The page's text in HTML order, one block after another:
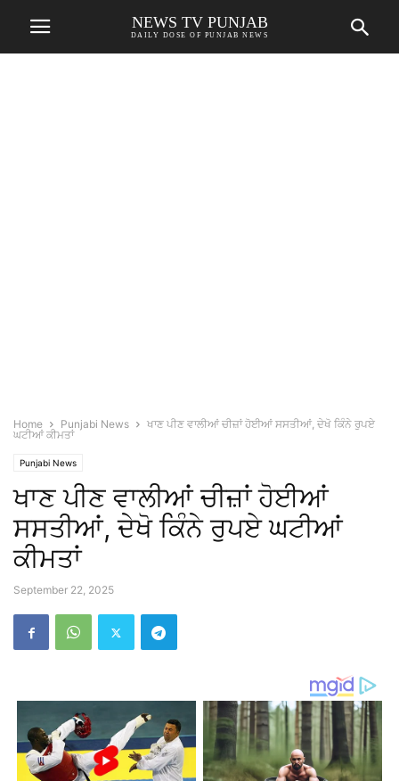
NEWS TV PUNJAB
DAILY DOSE OF PUNJAB NEWS
Home Punjabi News
ਖਾਣ ਪੀਣ ਵਾਲੀਆਂ ਚੀਜ਼ਾਂ ਹੋਈਆਂ ਸਸਤੀਆਂ, ਦੇਖੋ ਕਿੰਨੇ ਰੁਪਏ
ਘਟੀਆਂ ਕੀਮਤਾਂ
Punjabi News
ਖਾਣ ਪੀਣ ਵਾਲੀਆਂ ਚੀਜ਼ਾਂ ਹੋਈਆਂ
ਸਸਤੀਆਂ, ਦੇਖੋ ਕਿੰਨੇ ਰੁਪਏ ਘਟੀਆਂ
ਕੀਮਤਾਂ
September 22, 2025